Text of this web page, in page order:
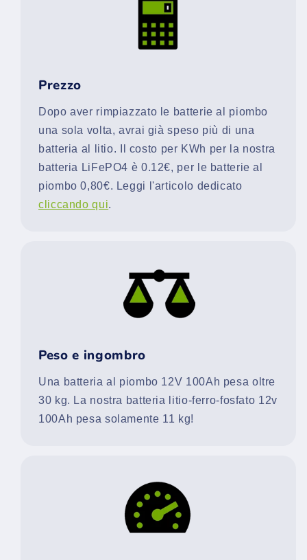
Prezzo
Dopo aver rimpiazzato le batterie al piombo
una sola volta, avrai già speso più di una
batteria al litio. Il costo per KWh per la nostra
batteria LiFePO4 è 0.12€, per le batterie al
piombo 0,80€. Leggi l'articolo dedicato
cliccando qui.
Peso e ingombro
Una batteria al piombo 12V 100Ah pesa oltre
30 kg. La nostra batteria litio-ferro-fosfato 12v
100Ah pesa solamente 11 kg!